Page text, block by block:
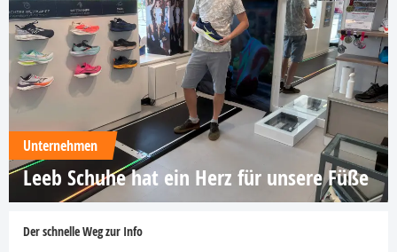
Unternehmen
Leeb Schuhe hat ein Herz für unsere Füße
Der schnelle Weg zur Info